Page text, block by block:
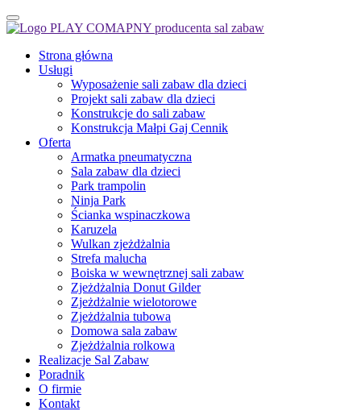
Strona główna
Usługi
Wyposażenie sali zabaw dla dzieci
Projekt sali zabaw dla dzieci
Konstrukcje do sali zabaw
Konstrukcja Małpi Gaj Cennik
Oferta
Armatka pneumatyczna
Sala zabaw dla dzieci
Park trampolin
Ninja Park
Ścianka wspinaczkowa
Karuzela
Wulkan zjeżdżalnia
Strefa malucha
Boiska w wewnętrznej sali zabaw
Zjeżdżalnia Donut Gilder
Zjeżdżalnie wielotorowe
Zjeżdżalnia tubowa
Domowa sala zabaw
Zjeżdżalnia rolkowa
Realizacje Sal Zabaw
Poradnik
O firmie
Kontakt